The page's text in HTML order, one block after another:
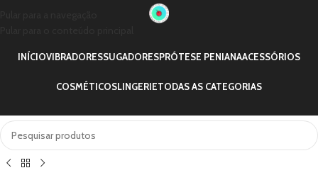
INÍCIOVIBRADORESSUGADORESPRÓTESE PENIANAACESSÓRIOS
COSMÉTICOSLINGERIETODAS AS CATEGORIAS